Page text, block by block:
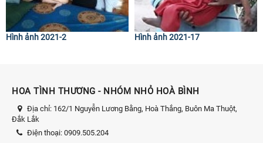
Hình ảnh 2021-2 Hình ảnh 2021-17
HOA TÌNH THƯƠNG - NHÓM NHỎ HOÀ BÌNH
Địa chỉ: 162/1 Nguyễn Lương Bằng, Hoà Thắng, Buôn Ma Thuột,
Đắk Lắk
Điện thoại: 0909.505.204